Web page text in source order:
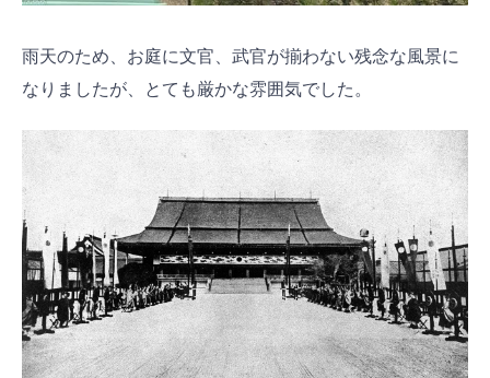
雨天のため、お庭に文官、武官が揃わない残念な風景に
なりましたが、とても厳かな雰囲気でした。